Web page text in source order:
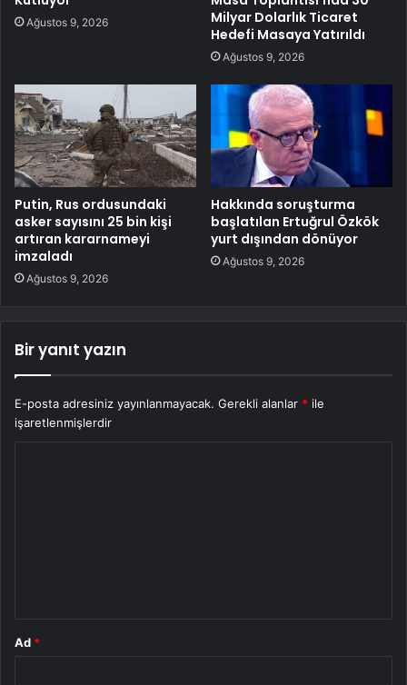
Ağustos 9, 2026
Milyar Dolarlık Ticaret
Hedefi Masaya Yatırıldı
Ağustos 9, 2026
Putin, Rus ordusundaki
asker sayısını 25 bin kişi
artıran kararnameyi
imzaladı
Ağustos 9, 2026
Hakkında soruşturma
başlatılan Ertuğrul Özkök
yurt dışından dönüyor
Ağustos 9, 2026
Bir yanıt yazın
E-posta adresiniz yayınlanmayacak. Gerekli alanlar * ile
işaretlenmişlerdir
Ad *